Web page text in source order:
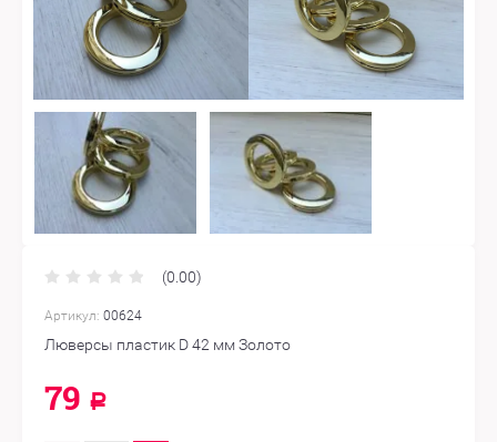
(0.00)
Артикул: 00624
Люверсы пластик D 42 мм Золото
79 Р